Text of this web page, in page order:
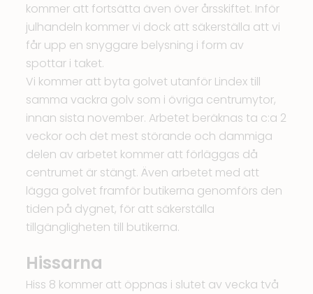
kommer att fortsätta även över årsskiftet. Inför
julhandeln kommer vi dock att säkerställa att vi
får upp en snyggare belysning i form av
spottar i taket.
Vi kommer att byta golvet utanför Lindex till
samma vackra golv som i övriga centrumytor,
innan sista november. Arbetet beräknas ta c:a 2
veckor och det mest störande och dammiga
delen av arbetet kommer att förläggas då
centrumet är stängt. Även arbetet med att
lägga golvet framför butikerna genomförs den
tiden på dygnet, för att säkerställa
tillgängligheten till butikerna.
Hissarna
Hiss 8 kommer att öppnas i slutet av vecka två